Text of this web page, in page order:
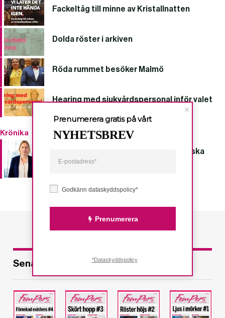
Fackeltåg till minne av Kristallnatten
Dolda röster i arkiven
Röda rummet besöker Malmö
Hearing med sjukvårdspersonal inför valet
Krönika
#cop26: Decenniets viktigaste politiska
möte
Senaste utgåvorna
Godkänn dataskyddspolicy*
Prenumerera
Prenumerera gratis på vårt
NYHETSBREV
*Dataskyddspolicy